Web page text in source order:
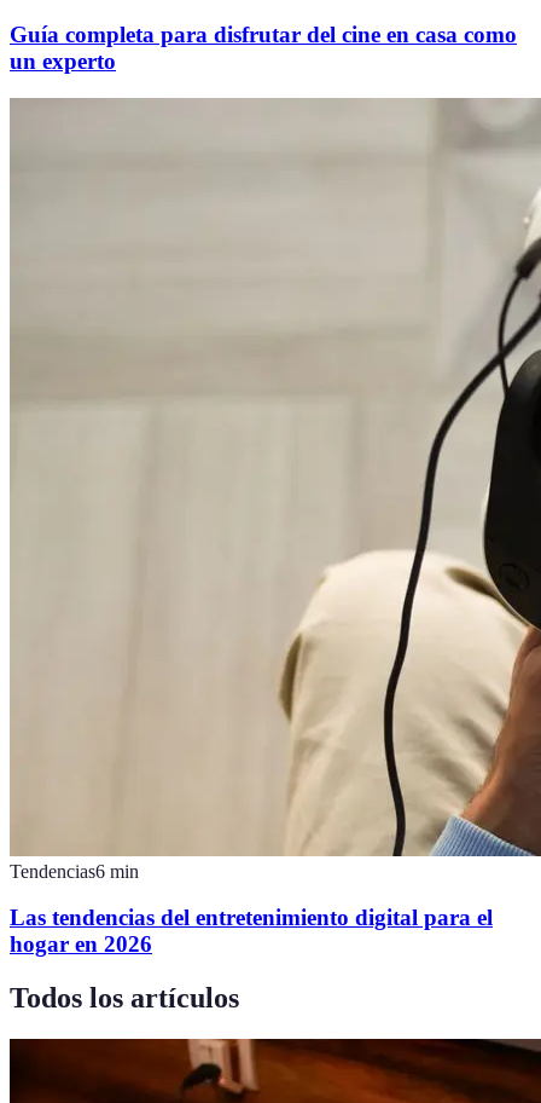
Guía completa para disfrutar del cine en casa como
un experto
Tendencias6 min
Las tendencias del entretenimiento digital para el
hogar en 2026
Todos los artículos